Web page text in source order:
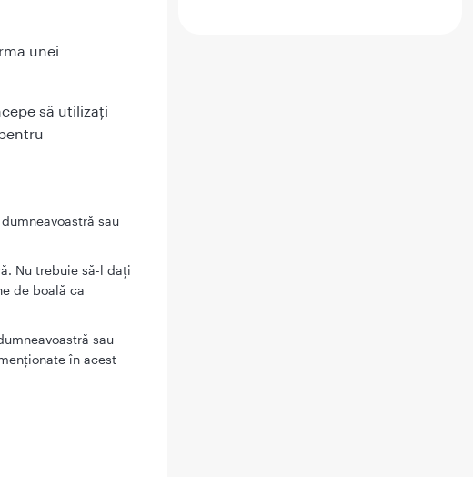
unei
să utilizaţi
sau
Nu trebuie să-l daţi
de boală ca
sau
în acest